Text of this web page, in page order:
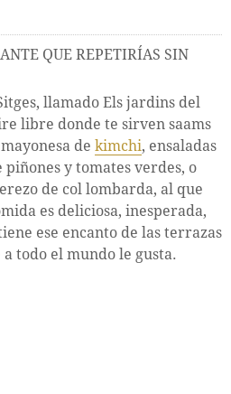
QUE REPETIRÍAS SIN
llamado Els jardins del
libre donde te sirven saams
de kimchi, ensaladas
piñones y tomates verdes, o
de col lombarda, al que
es deliciosa, inesperada,
ese encanto de las terrazas
todo el mundo le gusta.